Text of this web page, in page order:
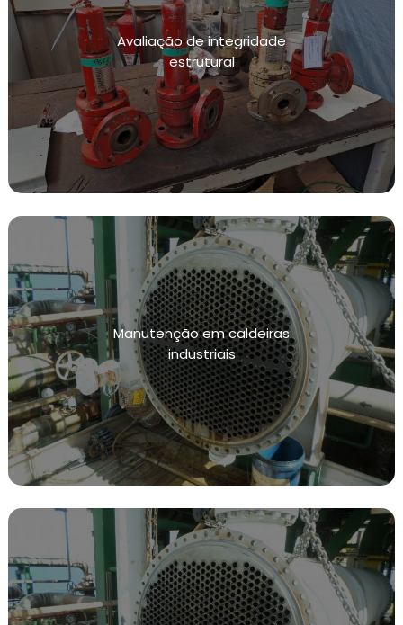
MANUTENÇÃO DE TUBULAÇÕES INDUSTRIAIS
MANUTENÇÃO E CALIBRAÇÃO DE INSTRUMENTOS
DE MEDIÇÃO DE PRESSÃO
MANUTENÇÃO E CALIBRAÇÃO DE INSTRUMENTOS
DE MEDIÇÃO DE TEMPERATURA
MANUTENÇÃO PREVENTIVA EM INSTALAÇÕES
CONFORME NR13
SISTEMAS DE CONTENÇÃO DE VAZAMENTOS
TESTE HIDROSTÁTICO
INSPEÇÃO NR13
NR13 VASOS DE PRESSÃO
INSPEÇÃO VASOS DE PRESSÃO NR13
CALIBRAÇÃO DE VÁLVULAS
CALIBRAÇÃO DE VÁLVULAS DE ALIVIO
CALIBRAÇÃO DE INSTRUMENTOS DE MEDIÇÃO
INSPEÇÕES DE INTEGRIDADE
TESTE DE ESTANQUEIDADE
TESTE DE ESTANQUEIDADE DE GÁS
TESTE DE ESTANQUEIDADE AR COMPRIMIDO
TESTE DE ESTANQUEIDADE ÁGUA FRIA
Avaliação de integridade
estrutural
Manutenção em caldeiras
industriais